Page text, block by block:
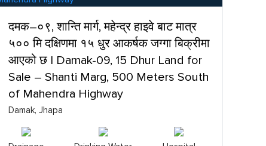
दमक–०९, शान्ति मार्ग, महेन्द्र हाइवे बाट मात्र
५०० मि दक्षिणमा १५ धुर आकर्षक जग्गा बिक्रीमा
आएको छ | Damak-09, 15 Dhur Land for
Sale – Shanti Marg, 500 Meters South
of Mahendra Highway
Damak, Jhapa